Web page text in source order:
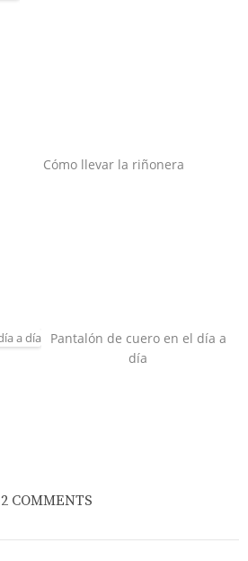
Cómo llevar la riñonera
Pantalón de cuero en el día a
día
2 COMMENTS